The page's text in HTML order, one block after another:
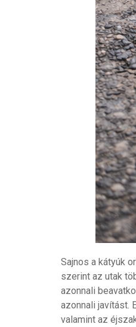
Sajnos a kátyúk
szerint az utak
azonnali
azonnali javítást.
valamint az